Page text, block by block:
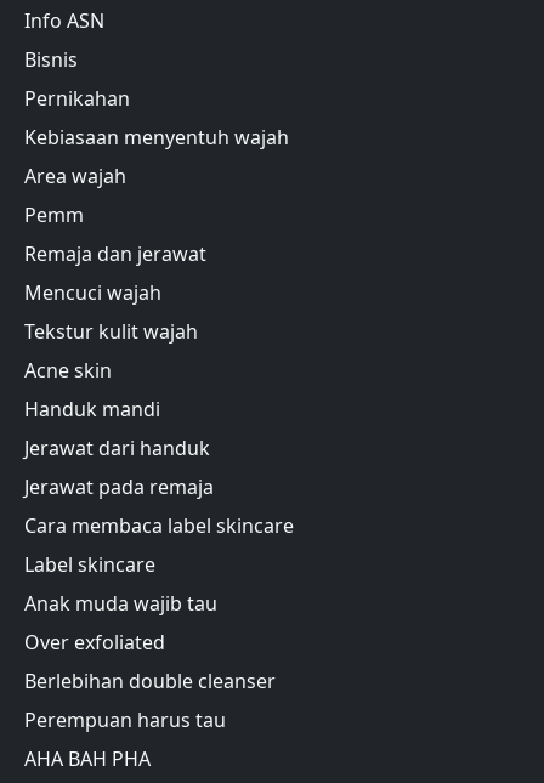
Info ASN
Bisnis
Pernikahan
Kebiasaan menyentuh wajah
Area wajah
Pemm
Remaja dan jerawat
Mencuci wajah
Tekstur kulit wajah
Acne skin
Handuk mandi
Jerawat dari handuk
Jerawat pada remaja
Cara membaca label skincare
Label skincare
Anak muda wajib tau
Over exfoliated
Berlebihan double cleanser
Perempuan harus tau
AHA BAH PHA